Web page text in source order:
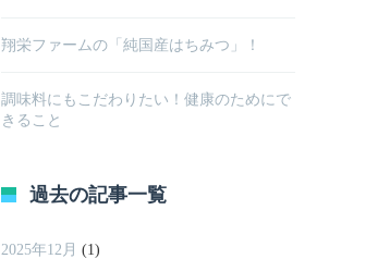
翔栄ファームの「純国産はちみつ」！
調味料にもこだわりたい！健康のためにで
きること
過去の記事一覧
2025年12月 (1)